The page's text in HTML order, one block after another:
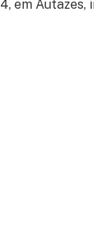
em Autazes,